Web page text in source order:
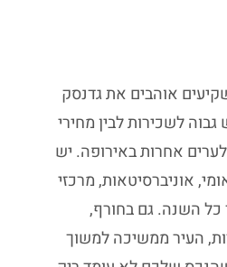
אוהבים את גדנסק
גבוה לשכירות לבין מחירי
אחרות באירופה. יש
אוניברסיטאות, מרכזי
כל השנה. גם בחורף,
העיר ממשיכה למשוך